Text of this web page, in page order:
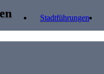
Stadtführungen